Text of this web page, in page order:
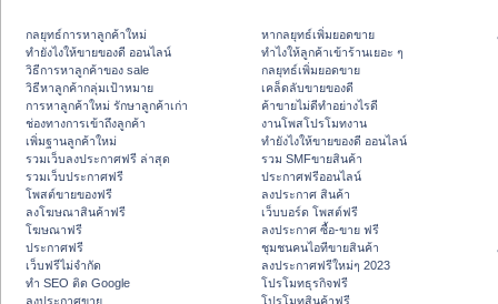
กลยุทธ์การหาลูกค้าใหม่
ทํายังไงให้ขายของดี ออนไลน์
วิธีการหาลูกค้าของ sale
วิธีหาลูกค้ากลุ่มเป้าหมาย
การหาลูกค้าใหม่ รักษาลูกค้าเก่า
ช่องทางการเข้าถึงลูกค้า
เพิ่มฐานลูกค้าใหม่
รวมเว็บลงประกาศฟรี ล่าสุด
รวมเว็บประกาศฟรี
โพสต์ขายของฟรี
ลงโฆษณาสินค้าฟรี
โฆษณาฟรี
ประกาศฟรี
เว็บฟรีไม่จำกัด
ทำ SEO ติด Google
ลงประกาศขาย
หากลยุทธ์เพิ่มยอดขาย
ทําไงให้ลูกค้าเข้าร้านเยอะ ๆ
กลยุทธ์เพิ่มยอดขาย
เคล็ดลับขายของดี
ค้าขายไม่ดีทำอย่างไรดี
งานโพสโปรโมทงาน
ทํายังไงให้ขายของดี ออนไลน์
รวม SMFขายสินค้า
ประกาศฟรีออนไลน์
ลงประกาศ สินค้า
เว็บบอร์ด โพสต์ฟรี
ลงประกาศ ซื้อ-ขาย ฟรี
ชุมชนคนไอทีขายสินค้า
ลงประกาศฟรีใหม่ๆ 2023
โปรโมทธุรกิจฟรี
โปรโมทสินค้าฟรี